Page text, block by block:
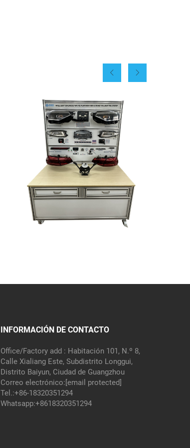
INFORMACIÓN DE CONTACTO
Office/Factory add : Habitación 101, N.º 8,
Calle Xialiang Este, Subdistrito Longgui,
Distrito Baiyun, Ciudad de Guangzhou
Correo electrónico:[email protected]
Tel.:+86-18320351294
Whatsapp:+8618320351294